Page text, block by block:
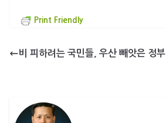
Print Friendly
비 피하려는 국민들, 우산 빼앗은 정부